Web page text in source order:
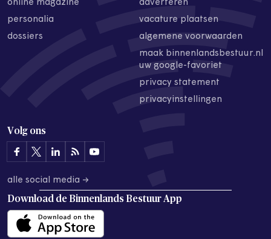
online magazine
personalia
dossiers
adverteren
vacature plaatsen
algemene voorwaarden
maak binnenlandsbestuur.nl
uw google-favoriet
privacy statement
privacyinstellingen
Volg ons
alle social media →
Download de Binnenlands Bestuur App